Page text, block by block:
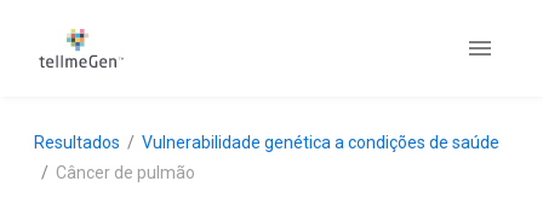
Resultados
Vulnerabilidade genética a condições de saúde
Câncer de pulmão